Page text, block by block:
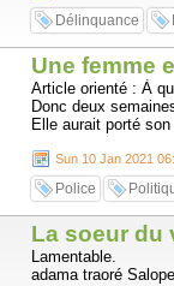
Délinquance
Une femme
Article orienté : À
Donc deux
Elle aurait porté
Sun 10 Jan 2021
Police
La soeur du
Lamentable.
adama traoré